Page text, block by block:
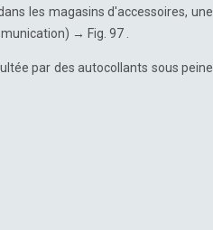
les magasins d'accessoires, une
→ Fig. 97 .
par des autocollants sous peine